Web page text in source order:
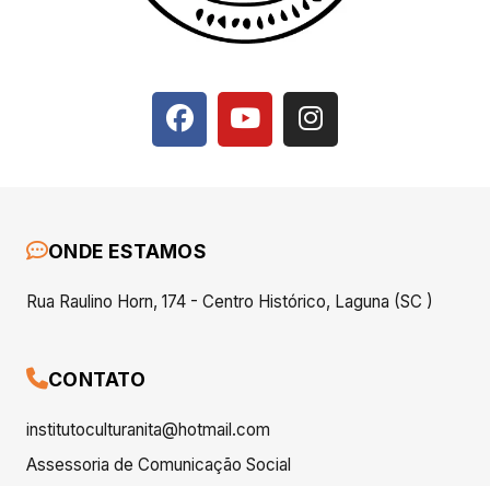
ONDE ESTAMOS
Rua Raulino Horn, 174 - Centro Histórico, Laguna (SC )
CONTATO
institutoculturanita@hotmail.com
Assessoria de Comunicação Social